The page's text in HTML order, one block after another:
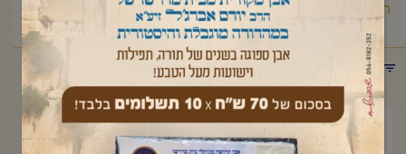
ראשי שיעורי הרב /מסר יומי/הרב יורם אברג'ל – המסר היומי –
יש לך סטארטר? – כ"ח חשוון תשפ"ו
תפריט קטגוריות
נובמבר 18, 2025